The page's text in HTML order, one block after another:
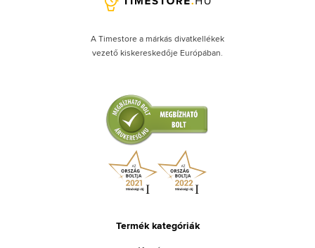
A Timestore a márkás divatkellékek
vezető kiskereskedője Európában.
Termék kategóriák